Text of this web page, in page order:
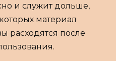
и служит дольше,
материал
расходятся после